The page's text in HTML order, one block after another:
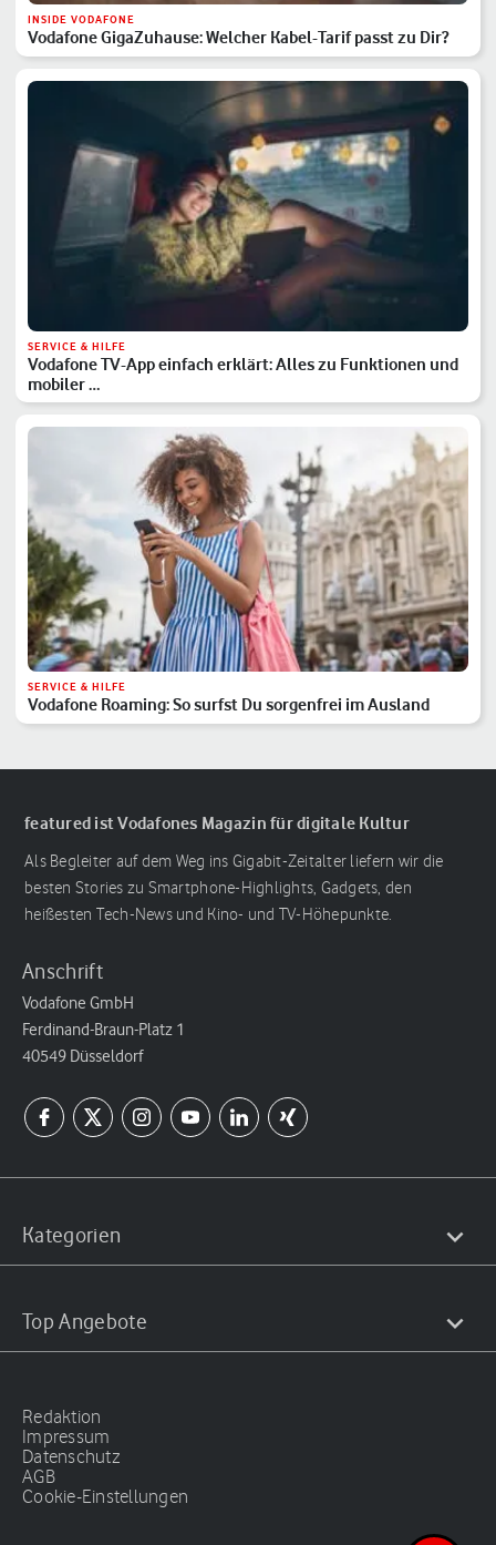
INSIDE VODAFONE
Vodafone GigaZuhause: Welcher Kabel-Tarif passt zu Dir?
SERVICE & HILFE
Vodafone TV-App einfach erklärt: Alles zu Funktionen und
mobiler …
SERVICE & HILFE
Vodafone Roaming: So surfst Du sorgenfrei im Ausland
featured ist Vodafones Magazin für digitale Kultur
Als Begleiter auf dem Weg ins Gigabit-Zeitalter liefern wir die
besten Stories zu Smartphone-Highlights, Gadgets, den
heißesten Tech-News und Kino- und TV-Höhepunkte.
Anschrift
Vodafone GmbH
Ferdinand-Braun-Platz 1
40549 Düsseldorf
Kategorien
Top Angebote
Redaktion
Impressum
Datenschutz
AGB
Cookie-Einstellungen